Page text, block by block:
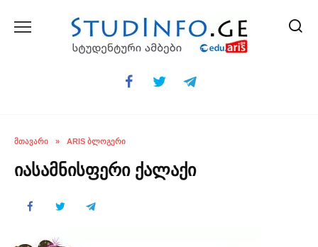
ᲛᲗᲐᲕᲐᲠᲘ » ARIS ᲑᲚᲝᲒᲔᲠᲘ
იასამნისფერი ქალაქი